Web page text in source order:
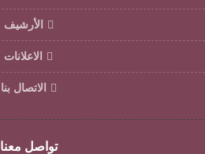
الأرشيف
الاعلانات
الاتصال بنا
تواصل معنا